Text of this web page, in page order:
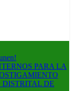
PARA LA
DE